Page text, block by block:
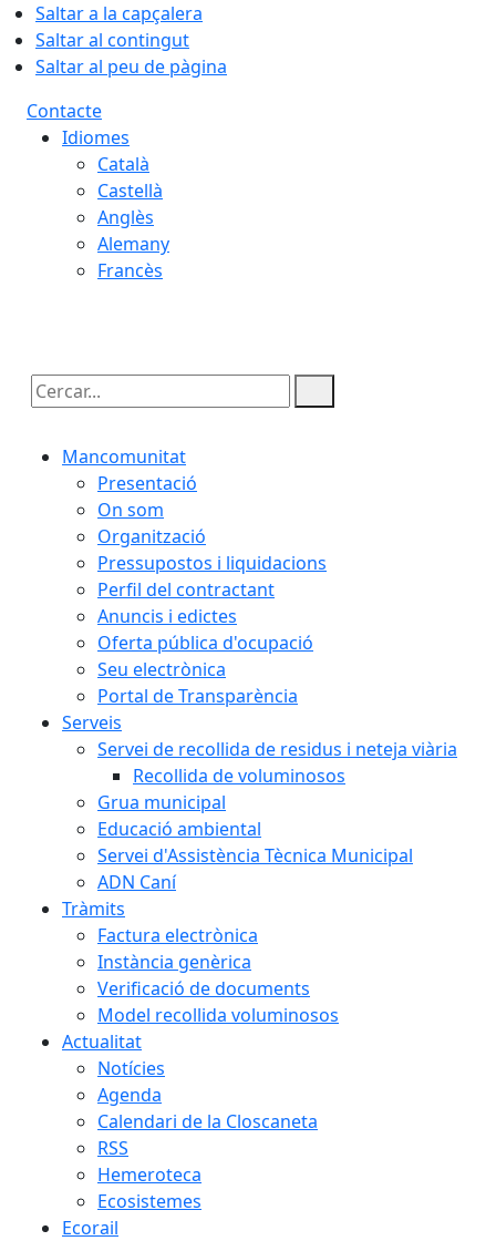
Saltar a la capçalera
Saltar al contingut
Saltar al peu de pàgina
Contacte
Idiomes
Català
Castellà
Anglès
Alemany
Francès
Cercar:
Mancomunitat
Presentació
On som
Organització
Pressupostos i liquidacions
Perfil del contractant
Anuncis i edictes
Oferta pública d'ocupació
Seu electrònica
Portal de Transparència
Serveis
Servei de recollida de residus i neteja viària
Recollida de voluminosos
Grua municipal
Educació ambiental
Servei d'Assistència Tècnica Municipal
ADN Caní
Tràmits
Factura electrònica
Instància genèrica
Verificació de documents
Model recollida voluminosos
Actualitat
Notícies
Agenda
Calendari de la Closcaneta
RSS
Hemeroteca
Ecosistemes
Ecorail